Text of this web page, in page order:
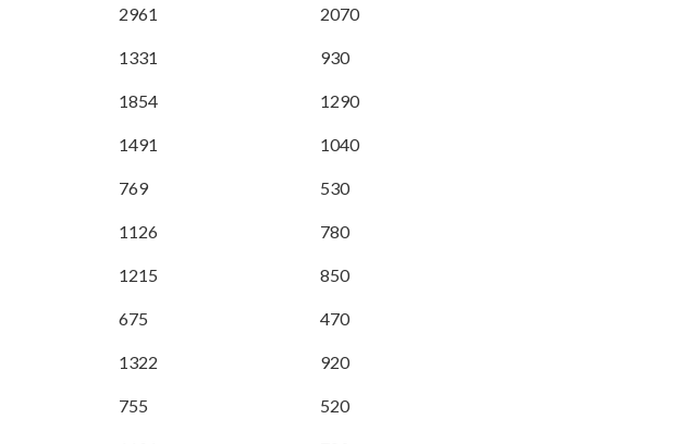
2961 2070
1331 930
1854 1290
1491 1040
769 530
1126 780
1215 850
675 470
1322 920
755 520